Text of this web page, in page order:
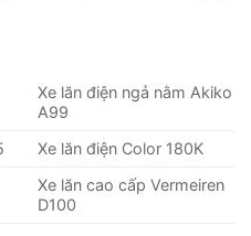
Xe lăn điện ngả nằm Akiko
A99
Xe lăn điện Color 180K
Xe lăn cao cấp Vermeiren
D100